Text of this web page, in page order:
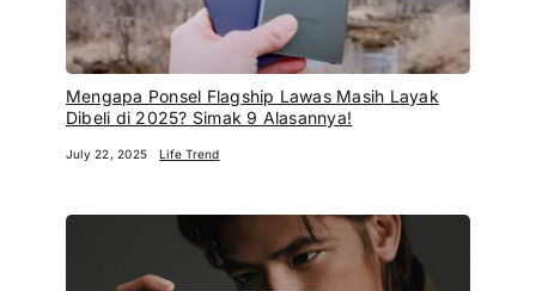
Mengapa Ponsel Flagship Lawas Masih Layak
Dibeli di 2025? Simak 9 Alasannya!
July 22, 2025 Life Trend